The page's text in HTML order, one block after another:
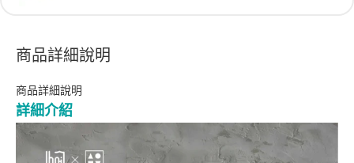
商品詳細說明
商品詳細說明
詳細介紹